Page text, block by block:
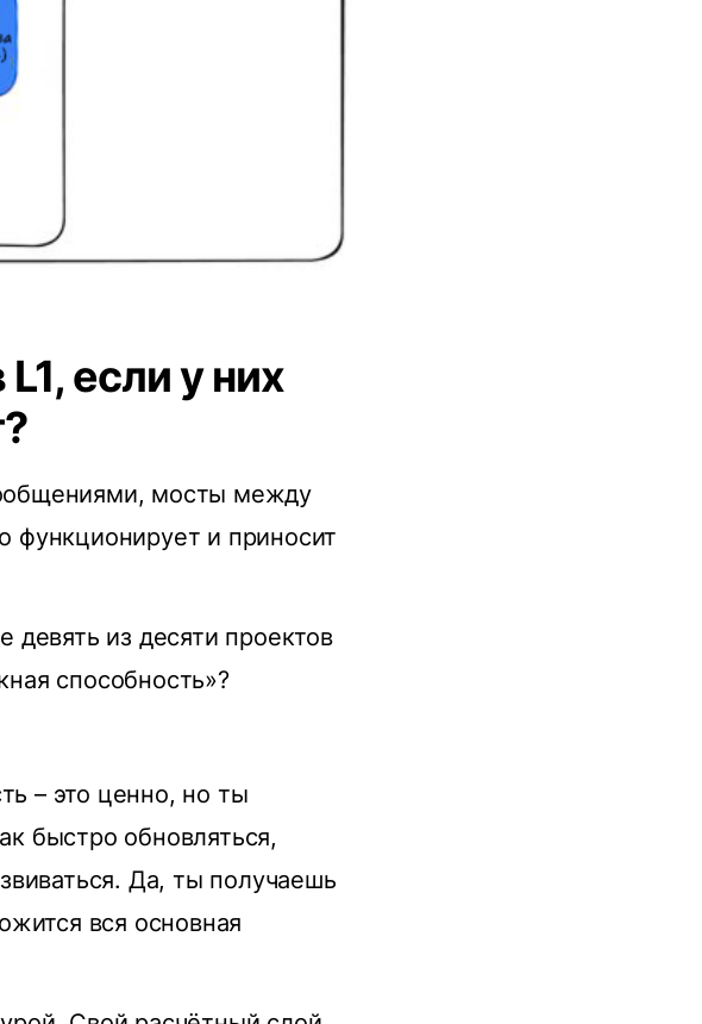
если у них
мосты между
функционирует и приносит
девять из десяти проектов
способность»?
– это ценно, но ты
быстро обновляться,
Да, ты получаешь
вся основная